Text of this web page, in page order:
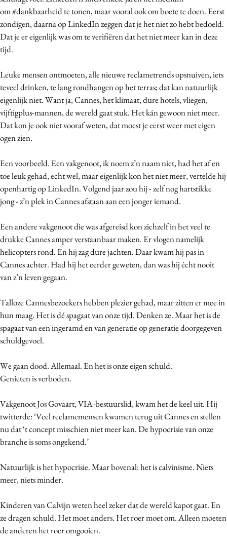
Diversiteit
Effectiviteit
Gedragsverandering
Interne communicatie
Martech
Media
Merkstrategie
PR
Purpose Marketing
Reputatie & crisis
om#dankbaarheidte tonen, maar vooral ook om boete te doen. Eerst
zondigen, daarna op LinkedIn zeggen dat je het niet zo hebt bedoeld.
Dat je er eigenlijk was om te verifiëren dat het niet meer kan in deze
tijd.
Leuke mensen ontmoeten, alle nieuwe reclametrends opsnuiven, iets
teveel drinken, te lang rondhangen op het terras; dat kan natuurlijk
eigenlijk niet. Want ja, Cannes, het klimaat, dure hotels, vliegen,
vijftigplus-mannen, de wereld gaat stuk. Het kán gewoon niet meer.
Dat kon je ook niet vooraf weten, dat moest je eerst weer met eigen
ogen zien.
Een voorbeeld. Een vakgenoot, ik noem z’n naam niet, had het af en
toe leuk gehad, echt wel, maar eigenlijk kon het niet meer, vertelde hij
openhartig op LinkedIn. Volgend jaar zou hij - zelf nog hartstikke
jong - z’n plek in Cannes afstaan aan een jonger iemand.
Een andere vakgenoot die was afgereisd kon zichzelf in het veel te
drukke Cannes amper verstaanbaar maken. Er vlogen namelijk
helicopters rond. En hij zag dure jachten. Daar kwam hij pas in
Cannes achter. Had hij het eerder geweten, dan was hij écht nooit
van z’n leven gegaan.
Talloze Cannesbezoekers hebben plezier gehad, maar zitten er mee in
hun maag. Het is dé spagaat van onze tijd. Denken ze. Maar het is de
spagaat van een ingeramd en van generatie op generatie doorgegeven
schuldgevoel.
We gaan dood. Allemaal. En het is onze eigen schuld.
Genieten is verboden.
Vakgenoot Jos Govaart, VIA-bestuurslid, kwam het de keel uit. Hij
twitterde: ‘Veel reclamemensen kwamen terug uit Cannes en stellen
nu dat ‘t concept misschien niet meer kan. De hypocrisie van onze
branche is soms ongekend.’
Natuurlijk is het hypocrisie. Maar bovenal: het is calvinisme. Niets
meer, niets minder.
Kinderen van Calvijn weten heel zeker dat de wereld kapot gaat. En
ze dragen schuld. Het moet anders. Het roer moet om. Alleen moeten
de anderen het roer omgooien.